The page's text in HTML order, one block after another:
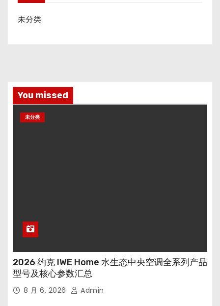
未分类
You missed
未分类
2026 约克 IWE Home 水生态中央空调全系列产品
型号及核心参数汇总
8 月 6, 2026 Admin